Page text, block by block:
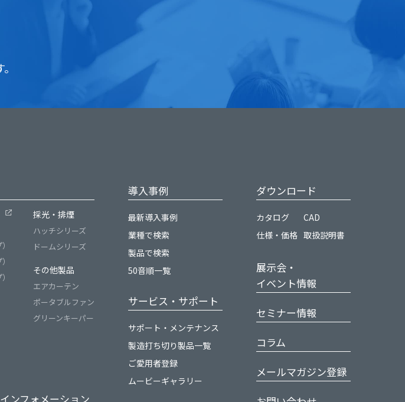
採光・排煙
ハッチシリーズ
ドームシリーズ
その他製品
エアカーテン
ポータブルファン
グリーンキーパー
インフォメーション
導入事例
最新導入事例
業種で検索
製品で検索
50音順一覧
サービス・サポート
サポート・メンテナンス
製造打ち切り製品一覧
ご愛用者登録
ムービーギャラリー
ダウンロード
カタログ
CAD
仕様・価格 取扱説明書
展示会・
イベント情報
セミナー情報
コラム
メールマガジン登録